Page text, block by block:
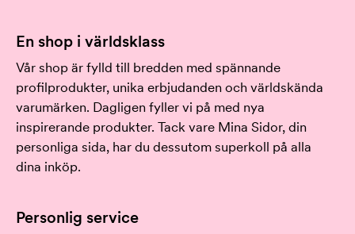
En shop i världsklass
Vår shop är fylld till bredden med spännande
profilprodukter, unika erbjudanden och världskända
varumärken. Dagligen fyller vi på med nya
inspirerande produkter. Tack vare Mina Sidor, din
personliga sida, har du dessutom superkoll på alla
dina inköp.
Personlig service